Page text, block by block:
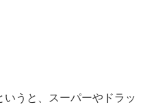
うと、スーパーやドラッ